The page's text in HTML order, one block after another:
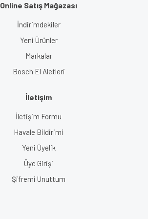
Online Satış Mağazası
İndirimdekiler
Yeni Ürünler
Markalar
Bosch El Aletleri
İletişim
İletişim Formu
Havale Bildirimi
Yeni Üyelik
Üye Girişi
Şifremi Unuttum